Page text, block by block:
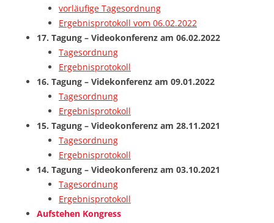
vorläufige Tagesordnung
Ergebnisprotokoll vom 06.02.2022
17. Tagung – Videokonferenz am 06.02.2022
Tagesordnung
Ergebnisprotokoll
16. Tagung – Videkonferenz am 09.01.2022
Tagesordnung
Ergebnisprotokoll
15. Tagung – Videokonferenz am 28.11.2021
Tagesordnung
Ergebnisprotokoll
14. Tagung – Videokonferenz am 03.10.2021
Tagesordnung
Ergebnisprotokoll
Aufstehen Kongress